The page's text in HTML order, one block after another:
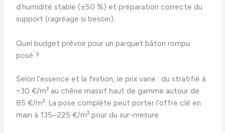
d’humidité stable (±50 %) et préparation correcte du
support (ragréage si besoin).
Quel budget prévoir pour un parquet bâton rompu
posé ?
Selon l’essence et la finition, le prix varie : du stratifié à
~30 €/m² au chêne massif haut de gamme autour de
85 €/m². La pose complète peut porter l’offre clé en
main à 135–225 €/m² pour du sur-mesure.